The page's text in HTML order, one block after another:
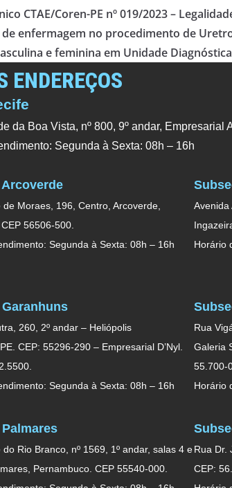
CTAE/Coren-PE nº 019/2023 –
enfermagem no procedimento de
e feminina em Unidade
ENDEREÇOS
da Boa Vista, nº 800, 9º andar,
Segunda à Sexta: 08h – 16h
de Moraes, 196, Centro, Arcoverde,
56506-500.
Segunda à Sexta: 08h – 16h
Avenida
Horário
260, 2º andar – Heliópolis
CEP: 55296-290 – Empresarial D’Nyl.
Segunda à Sexta: 08h – 16h
Rua
Galeria
55.700-
Horário
do Rio Branco, nº 1569, 1º andar, salas 4 e
Pernambuco. CEP 55540-000.
Rua Dr.
CEP: